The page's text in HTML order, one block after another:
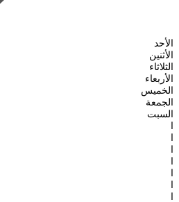
الأحد
الأثنين
الثلاثاء
الأربعاء
الخميس
الجمعة
السبت